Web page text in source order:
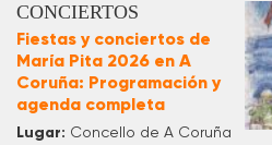
CONCIERTOS
Fiestas y conciertos de
María Pita 2026 en A
Coruña: Programación y
agenda completa
Lugar: Concello de A Coruña